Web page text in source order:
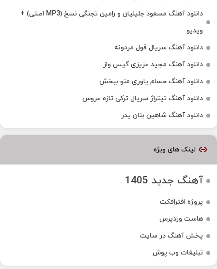
دانلود آهنگ مسعود جلیلیان و رامین تجنگی نسخ (MP3 اصلی) +
ویدیو
دانلود آهنگ سریال قول مردونه
دانلود آهنگ مجید عزیزی گیس واز
دانلود آهنگ حسام یاوری منو ببخش
دانلود آهنگ تیتراژ سریال ترکی تازه عروس
دانلود آهنگ شاهین بنان پدر
لینک های ویژه
آهنگ جدید 1405
پروژه افترافکت
هاست وردپرس
پخش آهنگ در سایت
تبلیغات وب پوش